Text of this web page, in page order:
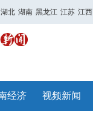
湖北 湖南 黑龙江 江苏 江西
经济 视频新闻